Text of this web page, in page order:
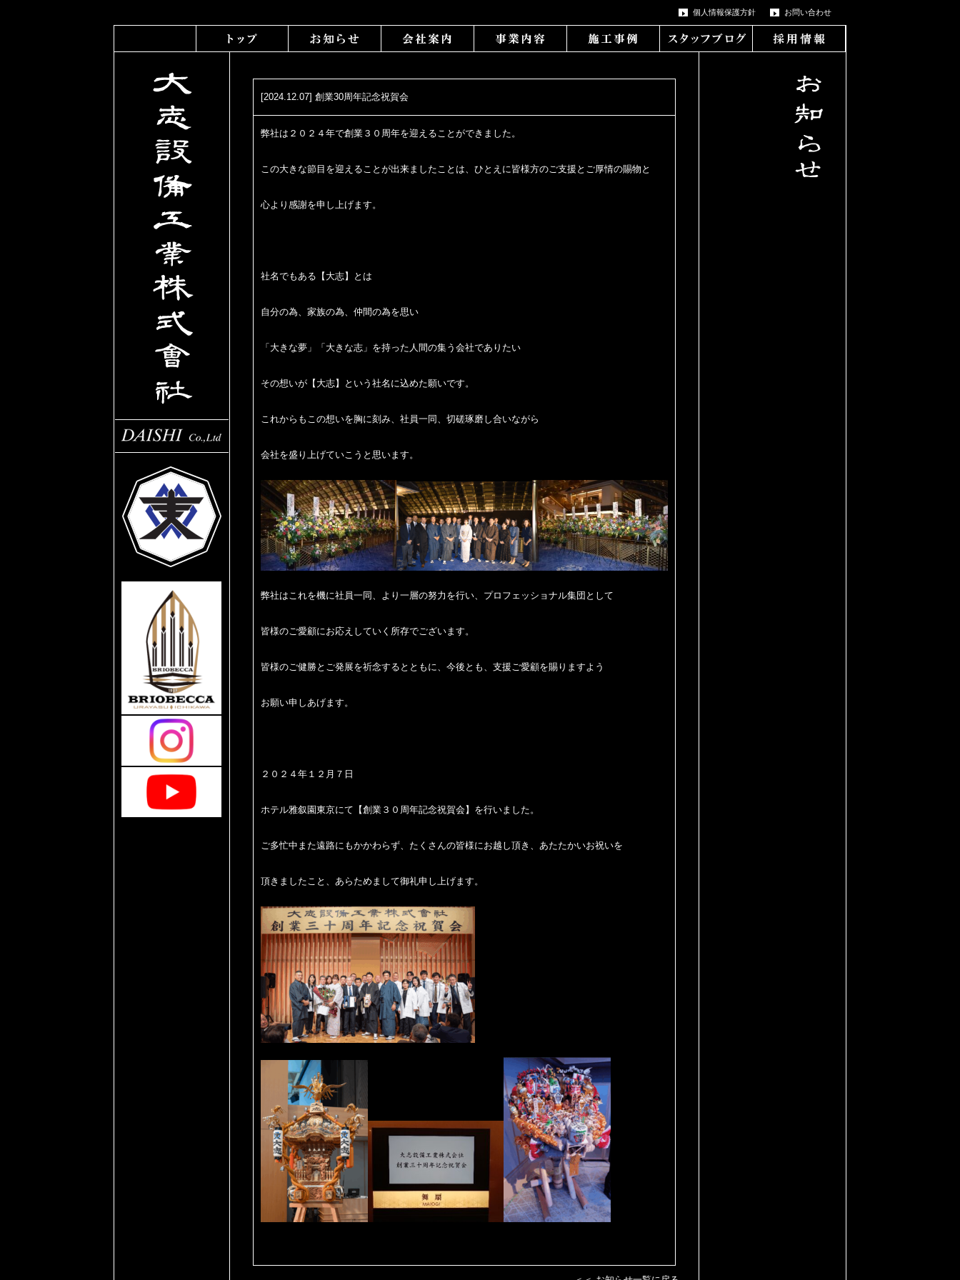
個人情報保護方針 お問い合わせ
[2024.12.07] 創業30周年記念祝賀会
弊社は２０２４年で創業３０周年を迎えることができました。
この大きな節目を迎えることが出来ましたことは、ひとえに皆様方のご支援とご厚情の賜物と
心より感謝を申し上げます。
社名でもある 【大志】 とは
自分の為、家族の為、仲間の為を思い
「大きな夢」「大きな志」 を持った人間の集う会社でありたい
その想いが 【大志】 という社名に込めた願いです。
これからもこの想いを胸に刻み、社員一同、切磋琢磨し合いながら
会社を盛り上げていこうと思います。
弊社はこれを機に社員一同、より一層の努力を行い、プロフェッショナル集団として
皆様のご愛顧にお応えしていく所存でございます。
皆様のご健勝とご発展を祈念するとともに、今後とも、支援ご愛顧を賜りますよう
お願い申しあげます。
２０２４年１２月７日
ホテル雅叙園東京にて【創業３０周年記念祝賀会】を行いました。
ご多忙中また遠路にもかかわらず、たくさんの皆様にお越し頂き、あたたかいお祝いを
頂きましたこと、あらためまして御礼申し上げます。